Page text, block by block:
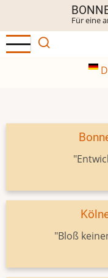
Inhalt
Für eine
"Bloß